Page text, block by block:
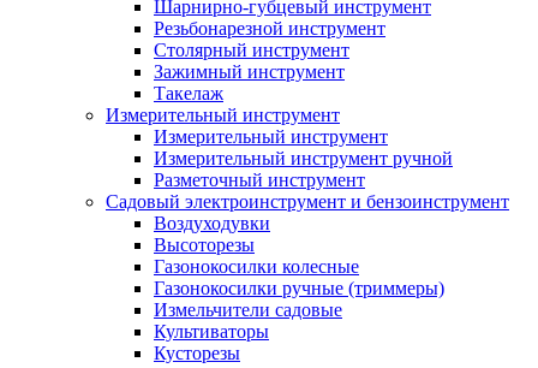
Шарнирно-губцевый инструмент
Резьбонарезной инструмент
Столярный инструмент
Зажимный инструмент
Такелаж
Измерительный инструмент
Измерительный инструмент
Измерительный инструмент ручной
Разметочный инструмент
Садовый электроинструмент и бензоинструмент
Воздуходувки
Высоторезы
Газонокосилки колесные
Газонокосилки ручные (триммеры)
Измельчители садовые
Культиваторы
Кусторезы